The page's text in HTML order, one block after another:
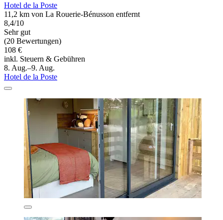
Hotel de la Poste
11,2 km von La Rouerie-Bénusson entfernt
8,4/10
Sehr gut
(20 Bewertungen)
108 €
inkl. Steuern & Gebühren
8. Aug.–9. Aug.
Hotel de la Poste